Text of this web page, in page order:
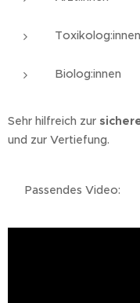
Toxikolog:innen
Biolog:innen
Sehr hilfreich zur
und zur Vertiefung.
👉 Passendes Video: